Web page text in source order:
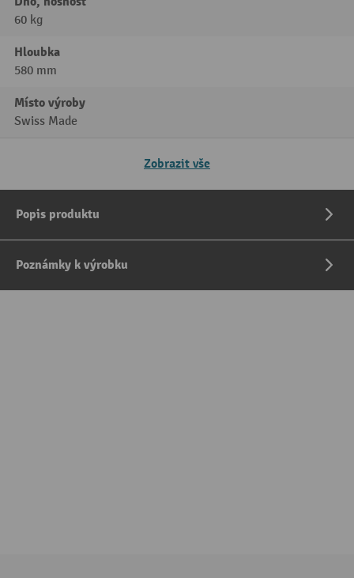
60 kg
Hloubka
580 mm
Místo výroby
Swiss Made
Zobrazit vše
Popis produktu
Poznámky k výrobku